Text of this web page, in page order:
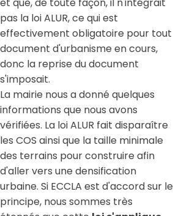
pas la loi ALUR, ce qui est
effectivement obligatoire pour tout
document d'urbanisme en cours,
donc la reprise du document
s'imposait.
La mairie nous a donné quelques
informations que nous avons
vérifiées. La loi ALUR fait disparaître
les COS ainsi que la taille minimale
des terrains pour construire afin
d'aller vers une densification
urbaine. Si ECCLA est d'accord sur le
principe, nous sommes très